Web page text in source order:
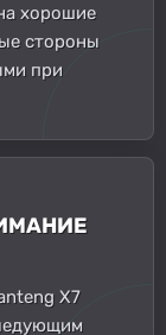
хорошие
стороны
при
X7